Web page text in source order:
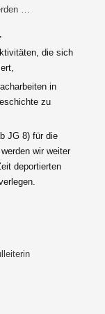
…
die sich
in
zu
JG 8) für die
wir weiter
deportierten